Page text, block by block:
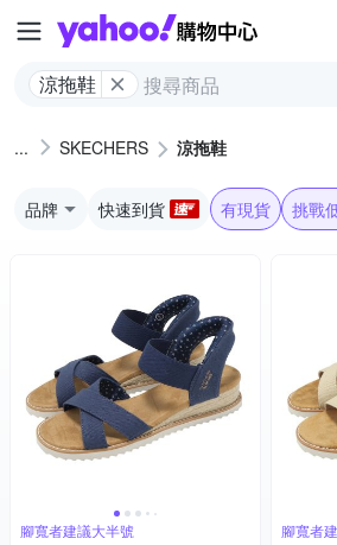
Yahoo
涼拖鞋
SKECHERS 涼拖鞋
品牌 快速到貨 有現貨 挑戰
腳寬者建議大半號 腳寬者